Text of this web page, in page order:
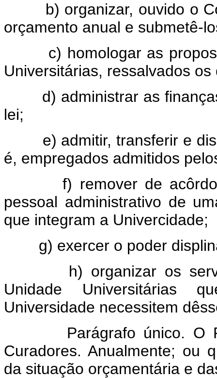
b) organizar, ouvido o
orçamento anual e submetê-
c) homologar as
Universitárias, ressalvados
d) administrar as finanças
lei;
e) admitir, transferir e
é, empregados admitidos
f) remover de acôrdo
pessoal administrativo de
que integram a Univercidade;
g) exercer o poder
h) organizar os
Unidade Universitárias
Universidade necessitem
Parágrafo único. O
Curadores. Anualmente; ou
da situação orçamentária e